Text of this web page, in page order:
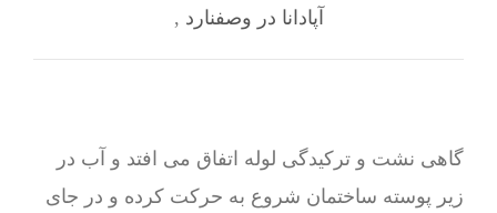
آپادانا در وصفنارد ,
گاهی نشت و ترکیدگی لوله اتفاق می افتد و آب در
زیر پوسته ساختمان شروع به حرکت کرده و در جای